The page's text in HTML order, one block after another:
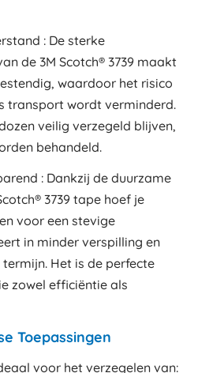
: De sterke
de 3M Scotch® 3739 maakt
waardoor het risico
transport wordt verminderd.
veilig verzegeld blijven,
behandeld.
: Dankzij de duurzame
3739 tape hoef je
voor een stevige
in minder verspilling en
Het is de perfecte
zowel efficiëntie als
Toepassingen
voor het verzegelen van: